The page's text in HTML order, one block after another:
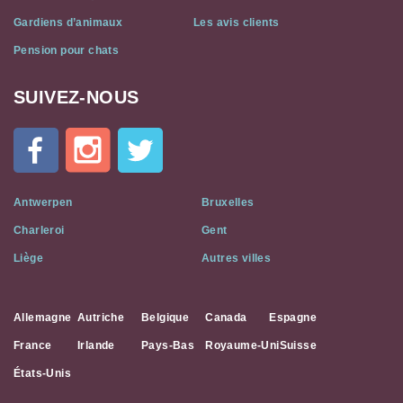
Gardiens d’animaux Les avis clients
Pension pour chats
Cat
Flat
Social
Media
SUIVEZ-NOUS
Antwerpen Bruxelles
Charleroi Gent
Liège Autres villes
Allemagne Autriche Belgique Canada Espagne
France Irlande Pays-Bas Royaume-UniSuisse
États-Unis